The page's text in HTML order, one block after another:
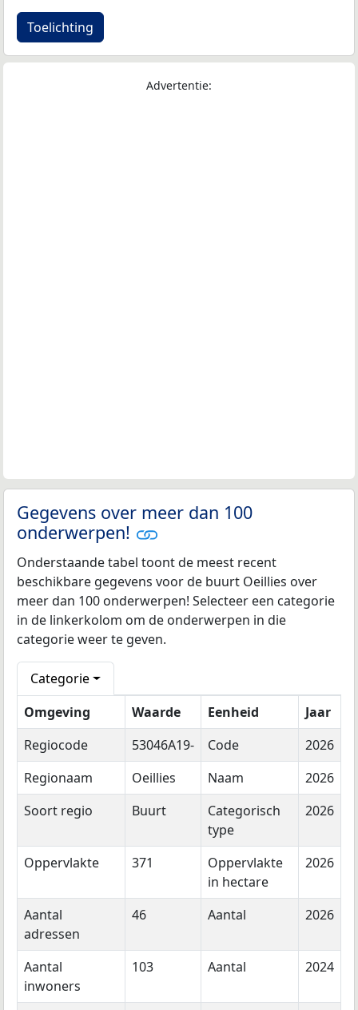
Toelichting
Advertentie:
Gegevens over meer dan 100
onderwerpen!
Onderstaande tabel toont de meest recent
beschikbare gegevens voor de buurt Oeillies over
meer dan 100 onderwerpen! Selecteer een categorie
in de linkerkolom om de onderwerpen in die
categorie weer te geven.
Categorie
Omgeving
Waarde Eenheid
Jaar
Regiocode
53046A19- Code
2026
Regionaam
Oeillies Naam
2026
Soort regio
Buurt
Categorisch
type
2026
Oppervlakte 371
Oppervlakte
in hectare
2026
Aantal
adressen
46 Aantal 2026
Aantal
inwoners
103 Aantal 2024